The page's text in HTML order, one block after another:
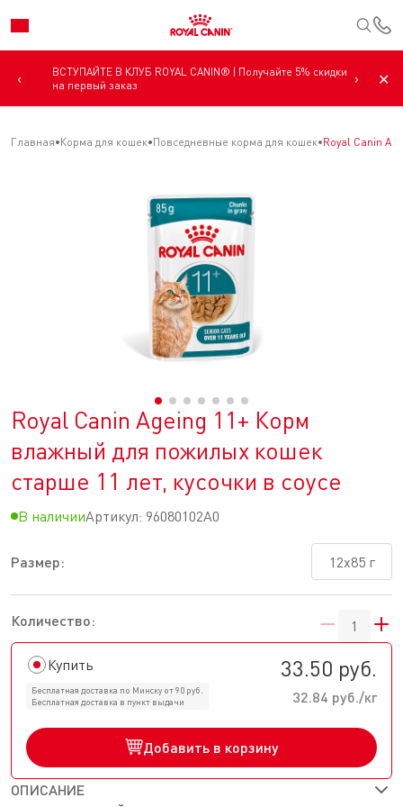
‹
ВСТУПАЙТЕ В КЛУБ ROYAL CANIN® | Получайте 5% скидки
на первый заказ
› ✕
Главная Корма для кошек Повседневные корма для кошек Royal Canin
Royal Canin Ageing 11+ Корм
влажный для пожилых кошек
старше 11 лет, кусочки в соусе
В наличииАртикул: 96080102A0
Размер: 12x85 г
Количество:
Купить
Бесплатная доставка по Минску от 90 руб.
Бесплатная доставка в пункт выдачи
33.50 руб.
32.84 руб./кг
Добавить в корзину
ОПИСАНИЕ